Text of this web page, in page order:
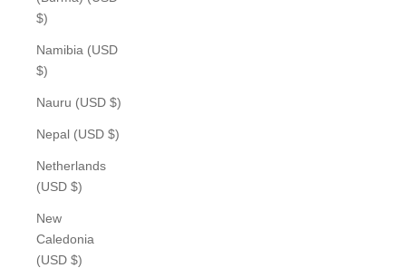
$)
Namibia (USD
$)
Nauru (USD $)
Nepal (USD $)
Netherlands
(USD $)
New
Caledonia
(USD $)